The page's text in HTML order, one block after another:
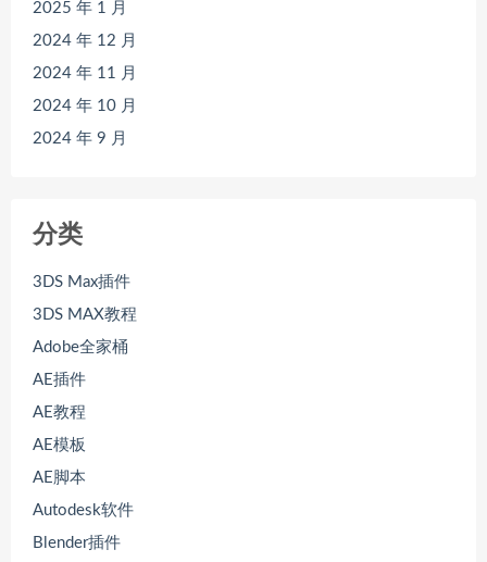
2025 年 1 月
2024 年 12 月
2024 年 11 月
2024 年 10 月
2024 年 9 月
分类
3DS Max插件
3DS MAX教程
Adobe全家桶
AE插件
AE教程
AE模板
AE脚本
Autodesk软件
Blender插件